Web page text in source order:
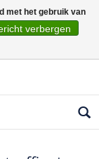
met het gebruik van
verbergen